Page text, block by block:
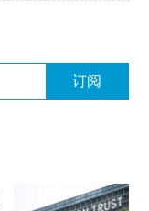
订阅